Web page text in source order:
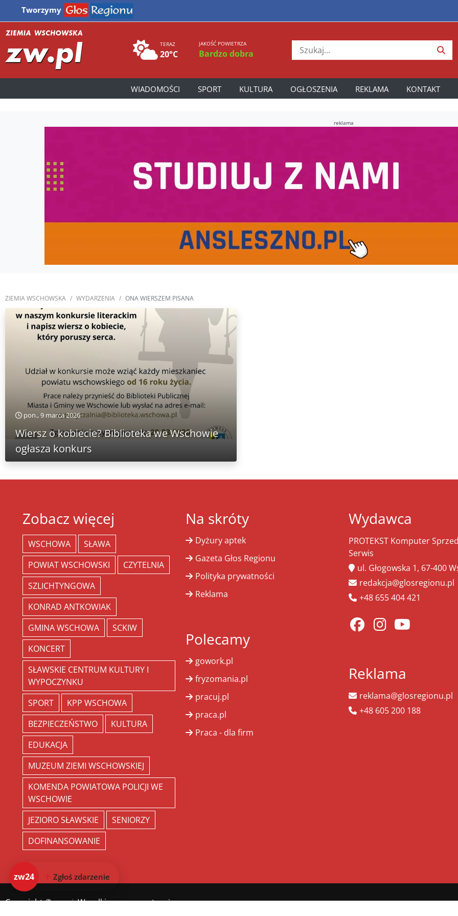
Tworzymy
TERAZ
20°C
JAKOŚĆ POWIETRZA
Bardzo dobra
WIADOMOŚCI SPORT KULTURA OGŁOSZENIA REKLAMA KONTAKT
reklama
ZIEMIA WSCHOWSKA WYDARZENIA ONA WIERSZEM PISANA
pon., 9 marca 2026
Wiersz o kobiecie? Biblioteka we Wschowie
ogłasza konkurs
Zobacz więcej
WSCHOWA
SŁAWA
POWIAT WSCHOWSKI
CZYTELNIA
SZLICHTYNGOWA
KONRAD ANTKOWIAK
GMINA WSCHOWA
SCKIW
KONCERT
SŁAWSKIE CENTRUM KULTURY I
WYPOCZYNKU
SPORT
KPP WSCHOWA
BEZPIECZEŃSTWO
KULTURA
EDUKACJA
MUZEUM ZIEMI WSCHOWSKIEJ
KOMENDA POWIATOWA POLICJI WE
WSCHOWIE
JEZIORO SŁAWSKIE
SENIORZY
DOFINANSOWANIE
Na skróty
Dyżury aptek
Gazeta Głos Regionu
Polityka prywatności
Reklama
Polecamy
gowork.pl
fryzomania.pl
pracuj.pl
praca.pl
Praca - dla firm
Wydawca
PROTEKST Komputer
Serwis
ul. Głogowska 1, 67-400
redakcja@glosregionu.pl
+48 655 404 421
Reklama
reklama@glosregionu.pl
+48 605 200 188
Copyright ©zw.pl. Wszelkie prawa zastrzeżone.
zw24 Zgłoś zdarzenie